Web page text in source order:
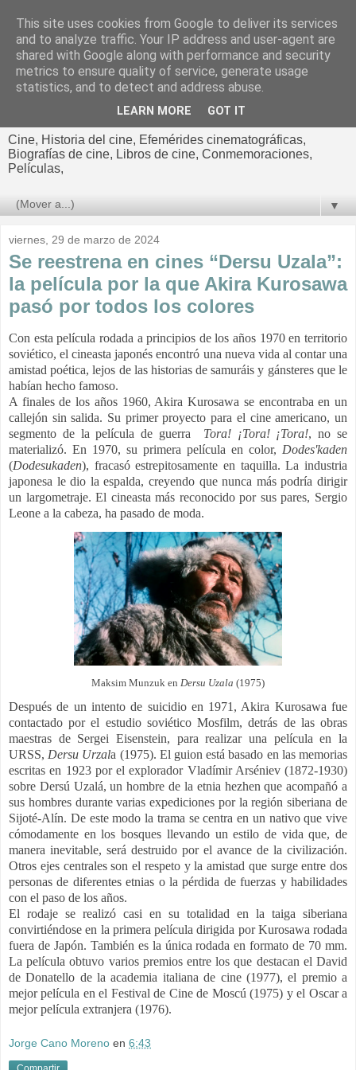
El cultural
cinematográfico de Jorge
Cine, Historia del cine, Efemérides cinematográficas,
Biografías de cine, Libros de cine, Conmemoraciones,
Películas,
▼
viernes, 29 de marzo de 2024
Se reestrena en cines “Dersu Uzala”:
la película por la que Akira Kurosawa
pasó por todos los colores
Con esta película rodada a principios de los años 1970 en territorio
soviético, el cineasta japonés encontró una nueva vida al contar una
amistad poética, lejos de las historias de samuráis y gánsteres que le
habían hecho famoso.
A finales de los años 1960, Akira Kurosawa se encontraba en un
callejón sin salida. Su primer proyecto para el cine americano, un
segmento de la película de guerra Tora! ¡Tora! ¡Tora!, no se
materializó. En 1970, su primera película en color, Dodes'kaden
(Dodesukaden), fracasó estrepitosamente en taquilla. La industria
japonesa le dio la espalda, creyendo que nunca más podría dirigir
un largometraje. El cineasta más reconocido por sus pares, Sergio
Leone a la cabeza, ha pasado de moda.
Maksim Munzuk en Dersu Uzala (1975)
Después de un intento de suicidio en 1971, Akira Kurosawa fue
contactado por el estudio soviético Mosfilm, detrás de las obras
maestras de Sergei Eisenstein, para realizar una película en la
URSS, Dersu Urzala (1975). El guion está basado en las memorias
escritas en 1923 por el explorador Vladímir Arséniev (1872-1930)​
sobre Dersú Uzalá, un hombre de la etnia hezhen que acompañó a
sus hombres durante varias expediciones por la región siberiana de
Sijoté-Alín. De este modo la trama se centra en un nativo que vive
cómodamente en los bosques llevando un estilo de vida que, de
manera inevitable, será destruido por el avance de la civilización.​
Otros ejes centrales son el respeto y la amistad que surge entre dos
personas de diferentes etnias o la pérdida de fuerzas y habilidades
con el paso de los años.
El rodaje se realizó casi en su totalidad en la taiga siberiana
convirtiéndose en la primera película dirigida por Kurosawa rodada
fuera de Japón. También es la única rodada en formato de 70 mm.
La película obtuvo varios premios​ entre los que destacan el David
de Donatello de la academia italiana de cine (1977), el premio a
mejor película en el Festival de Cine de Moscú (1975) y el Oscar a
mejor película extranjera (1976).
Jorge Cano Moreno en 6:43
This site uses cookies from Google to deliver its services
and to analyze traffic. Your IP address and user-agent are
shared with Google along with performance and security
metrics to ensure quality of service, generate usage
statistics, and to detect and address abuse.
LEARN MORE GOT IT